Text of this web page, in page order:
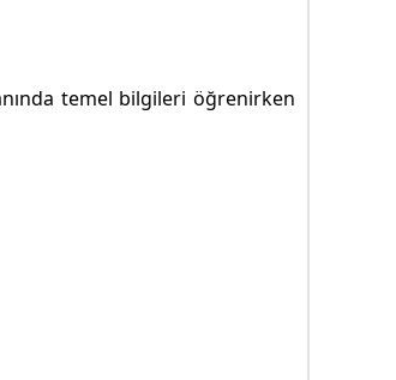
temel bilgileri öğrenirken